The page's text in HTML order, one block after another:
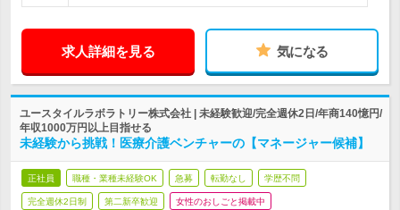
求人詳細を見る 気になる
ユースタイルラボラトリー株式会社 | 未経験歓迎/完全週休2日/年商140憶円/
年収1000万円以上目指せる
未経験から挑戦！医療介護ベンチャーの【マネージャー候補】
正社員 職種・業種未経験OK 急募 転勤なし 学歴不問
完全週休2日制 第二新卒歓迎 女性のおしごと掲載中